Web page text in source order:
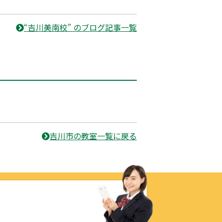
“吉川美南校” のブログ記事一覧
吉川市の教室一覧に戻る